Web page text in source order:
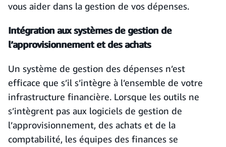
vous aider dans la gestion de vos dépenses.
Intégration aux systèmes de gestion de
l’approvisionnement et des achats
Un système de gestion des dépenses n’est
efficace que s’il s’intègre à l’ensemble de votre
infrastructure financière. Lorsque les outils ne
s’intègrent pas aux logiciels de gestion de
l’approvisionnement, des achats et de la
comptabilité, les équipes des finances se